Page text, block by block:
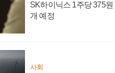
SK하이닉스 1주당 375
개 예정
사회